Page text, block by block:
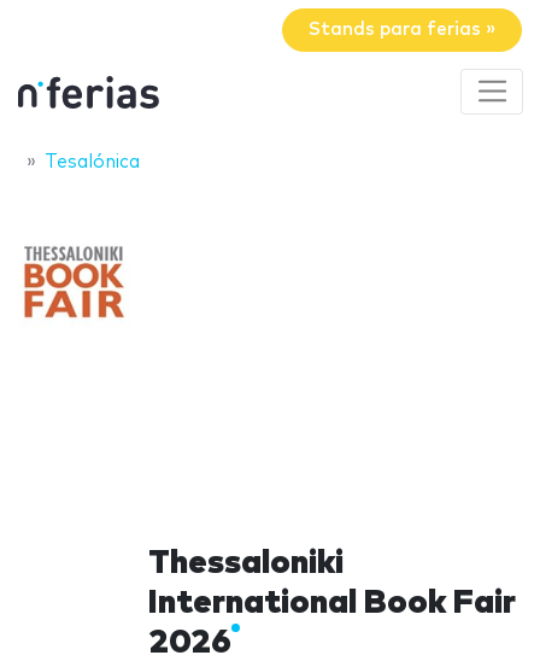
Stands para ferias »
Tesalónica
Thessaloniki
International Book Fair
2026